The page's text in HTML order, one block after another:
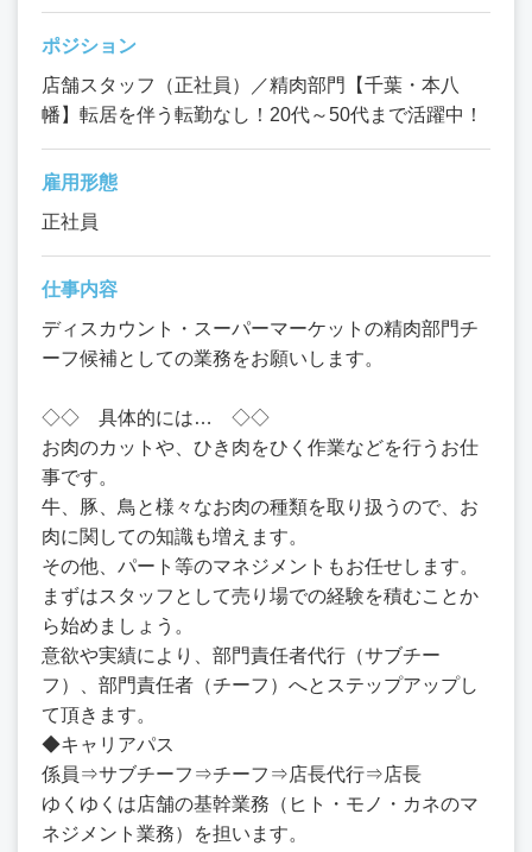
ポジション
店舗スタッフ（正社員）／精肉部門【千葉・本八
幡】転居を伴う転勤なし！20代～50代まで活躍中！
雇用形態
正社員
仕事内容
ディスカウント・スーパーマーケットの精肉部門チ
ーフ候補としての業務をお願いします。
◇◇ 具体的には… ◇◇
お肉のカットや、ひき肉をひく作業などを行うお仕
事です。
牛、豚、鳥と様々なお肉の種類を取り扱うので、お
肉に関しての知識も増えます。
その他、パート等のマネジメントもお任せします。
まずはスタッフとして売り場での経験を積むことか
ら始めましょう。
意欲や実績により、部門責任者代行（サブチー
フ）、部門責任者（チーフ）へとステップアップし
て頂きます。
◆キャリアパス
係員⇒サブチーフ⇒チーフ⇒店長代行⇒店長
ゆくゆくは店舗の基幹業務（ヒト・モノ・カネのマ
ネジメント業務）を担います。